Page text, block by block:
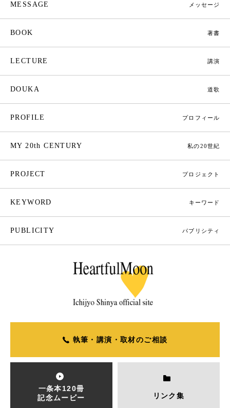
MESSAGE メッセージ
BOOK 著書
LECTURE 講演
DOUKA 道歌
PROFILE プロフィール
MY 20th CENTURY 私の20世紀
PROJECT プロジェクト
KEYWORD キーワード
PUBLICITY パブリシティ
執筆・講演・取材のご相談
一条本120冊
記念ムービー
リンク集